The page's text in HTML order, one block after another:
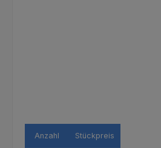
Anzahl Stückpreis